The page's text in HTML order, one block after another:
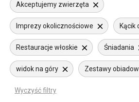
Akceptujemy zwierzęta
Imprezy okolicznościowe Kącik
Restauracje włoskie Śniadania
widok na góry Zestawy
Wyczyść filtry